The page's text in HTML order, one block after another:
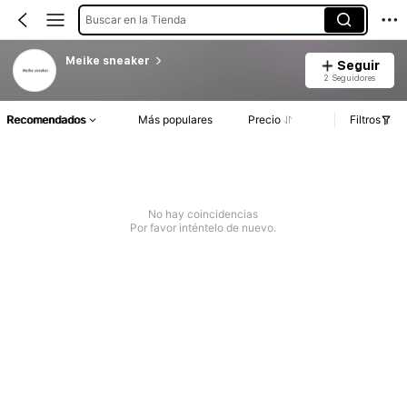
Buscar en la Tienda
Meike sneaker Seguir
2 Seguidores
Recomendados Más populares Precio Filtros
No hay coincidencias
Por favor inténtelo de nuevo.